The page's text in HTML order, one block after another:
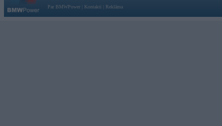
Par BMWPower
Kontakti Reklāma